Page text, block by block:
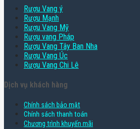
Rượu Vang ý
Rượu Mạnh
Rượu Vang Mỹ
Rượu vang Pháp
Rượu Vang Tây Ban Nha
Rượu Vang Úc
Rượu Vang Chi Lê
Dịch vụ khách hàng
Chính sách bảo mật
Chính sách thanh toán
Chương trình khuyến mãi